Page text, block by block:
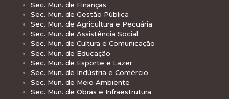
Sec. Mun. de Finanças
Sec. Mun. de Gestão Pública
Sec. Mun. de Agricultura e Pecuária
Sec. Mun. de Assistência Social
Sec. Mun. de Cultura e Comunicação
Sec. Mun. de Educação
Sec. Mun. de Esporte e Lazer
Sec. Mun. de Indústria e Comércio
Sec. Mun. de Meio Ambiente
Sec. Mun. de Obras e Infraestrutura